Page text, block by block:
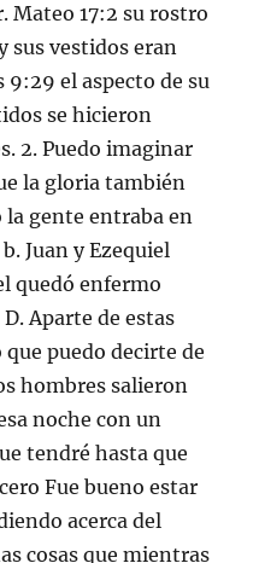
Mateo 17:2 su rostro
sus vestidos eran
9:29 el aspecto de su
se hicieron
2. Puedo imaginar
la gloria también
la gente entraba en
Juan y Ezequiel
quedó enfermo
Aparte de estas
que puedo decirte de
hombres salieron
noche con un
tendré hasta que
Fue bueno estar
acerca del
cosas que mientras